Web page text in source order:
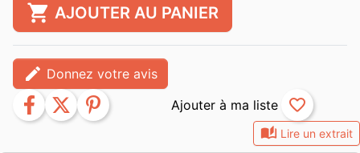
auto_stories Lire un extrait
shopping_cart AJOUTER AU PANIER
edit Donnez votre avis
facebook twitter pinterest favorite_border